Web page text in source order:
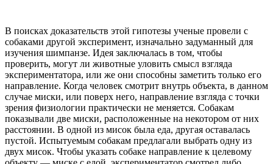
В поисках доказательств этой гипотезы ученые провели с
собаками другой эксперимент, изначально задуманный для
изучения шимпанзе. Идея заключалась в том, чтобы
проверить, могут ли животные уловить смысл взгляда
экспериментатора, или же они способны заметить только его
направление. Когда человек смотрит внутрь объекта, в данном
случае миски, или поверх него, направление взгляда с точки
зрения физиологии практически не меняется. Собакам
показывали две миски, расположенные на некотором от них
расстоянии. В одной из мисок была еда, другая оставалась
пустой. Испытуемым собакам предлагали выбрать одну из
двух мисок. Чтобы указать собаке направление к целевому